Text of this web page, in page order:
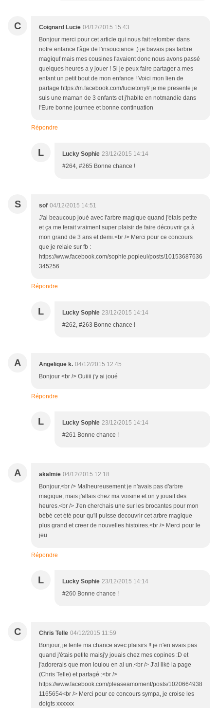
C Coignard Lucie 04/12/2015 15:43
Bonjour merci pour cet article qui nous fait retomber dans
notre enfance l'âge de l'insouciance ;) je bavais pas larbre
magiquf mais mes cousines l'avaient donc nous avons passé
quelques heures a y jouer ! Si je peux faire partager a mes
enfant un petit bout de mon enfance ! Voici mon lien de
partage https://m.facebook.com/lucietony# je me presente je
suis une maman de 3 enfants et j'habite en notmandie dans
l'Eure bonne journee et bonne continuation
Répondre
L Lucky Sophie 23/12/2015 14:14
#264, #265 Bonne chance !
S sof 04/12/2015 14:51
J'ai beaucoup joué avec l'arbre magique quand j'étais petite
et ça me ferait vraiment super plaisir de faire découvrir ça à
mon grand de 3 ans et demi.<br /> Merci pour ce concours
que je relaie sur fb :
https://www.facebook.com/sophie.popieul/posts/10153687636
345256
Répondre
L Lucky Sophie 23/12/2015 14:14
#262, #263 Bonne chance !
A Angelique k. 04/12/2015 12:45
Bonjour <br /> Ouiiii j'y ai joué
Répondre
L Lucky Sophie 23/12/2015 14:14
#261 Bonne chance !
A akalmie 04/12/2015 12:18
Bonjour,<br /> Malheureusement je n'avais pas d'arbre
magique, mais j'allais chez ma voisine et on y jouait des
heures.<br /> J'en cherchais une sur les brocantes pour mon
bébé cet été pour qu'il puisse decouvrir cet arbre magique
plus grand et creer de nouvelles histoires.<br /> Merci pour le
jeu
Répondre
L Lucky Sophie 23/12/2015 14:14
#260 Bonne chance !
C Chris Telle 04/12/2015 11:59
Bonjour, je tente ma chance avec plaisirs !! je n'en avais pas
quand j'étais petite maisj'y jouais chez mes copines :D et
j'adorerais que mon loulou en ai un.<br /> J'ai liké la page
(Chris Telle) et partagé :<br />
https://www.facebook.com/pleaseamoment/posts/1020664938
1165654<br /> Merci pour ce concours sympa, je croise les
doigts xxxxxx